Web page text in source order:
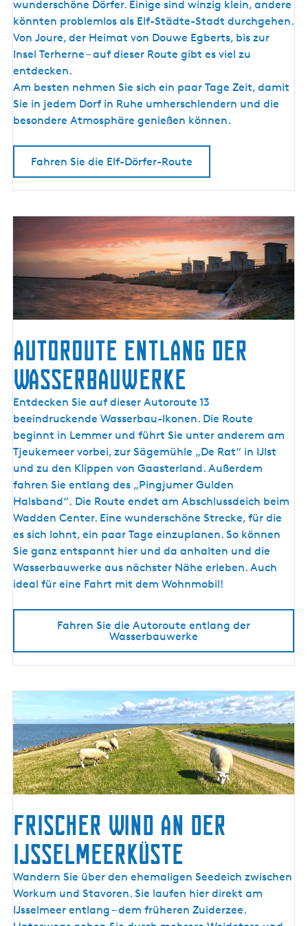
d
D
ö
r
f
e
r
-
R
wunderschöne Dörfer. Einige sind winzig klein, andere
könnten problemlos als Elf-Städte-Stadt durchgehen.
Von Joure, der Heimat von Douwe Egberts, bis zur
Insel Terherne – auf dieser Route gibt es viel zu
entdecken.
Am besten nehmen Sie sich ein paar Tage Zeit, damit
Sie in jedem Dorf in Ruhe umherschlendern und die
besondere Atmosphäre genießen können.
Fahren Sie die Elf-Dörfer-Route
Autoroute entlang der
Wasserbauwerke
A
u
t
o
r
o
u
t
e
e
n
t
g
d
W
a
s
s
e
r
b
u
w
e
r
k
Entdecken Sie auf dieser Autoroute 13
beeindruckende Wasserbau-Ikonen. Die Route
beginnt in Lemmer und führt Sie unter anderem am
Tjeukemeer vorbei, zur Sägemühle „De Rat“ in IJlst
und zu den Klippen von Gaasterland. Außerdem
fahren Sie entlang des „Pingjumer Gulden
Halsband“. Die Route endet am Abschlussdeich beim
Wadden Center. Eine wunderschöne Strecke, für die
es sich lohnt, ein paar Tage einzuplanen. So können
Sie ganz entspannt hier und da anhalten und die
Wasserbauwerke aus nächster Nähe erleben. Auch
ideal für eine Fahrt mit dem Wohnmobil!
Fahren Sie die Autoroute entlang der
Wasserbauwerke
Frischer Wind an der
IJsselmeerküste
F
r
i
Wandern Sie über den ehemaligen Seedeich zwischen
Workum und Stavoren. Sie laufen hier direkt am
IJsselmeer entlang – dem früheren Zuiderzee.